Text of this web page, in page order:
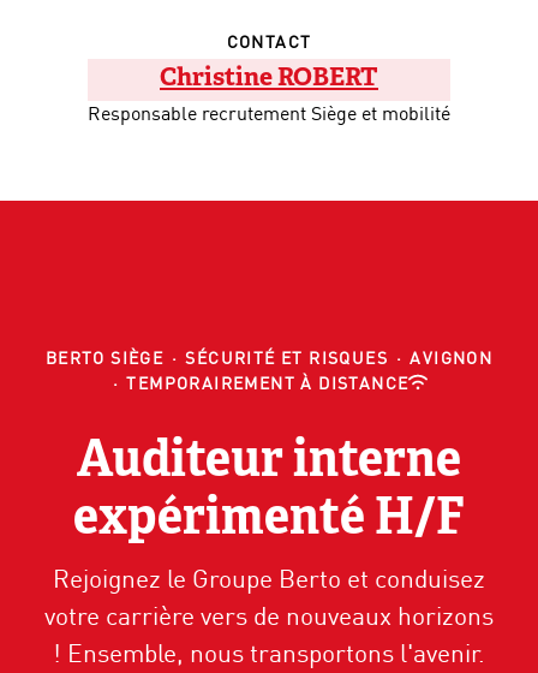
CONTACT
Christine ROBERT
Responsable recrutement Siège et mobilité
BERTO SIÈGE · SÉCURITÉ ET RISQUES · AVIGNON
· TEMPORAIREMENT À DISTANCE
Auditeur interne
expérimenté H/F
Rejoignez le Groupe Berto et conduisez
votre carrière vers de nouveaux horizons
! Ensemble, nous transportons l'avenir.